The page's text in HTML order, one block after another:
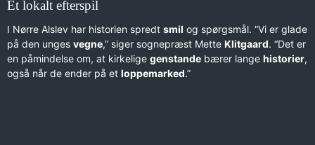
Et lokalt efterspil
I Nørre Alslev har historien spredt smil og spørgsmål. “Vi er glade
på den unges vegne,” siger sognepræst Mette Klitgaard. “Det er
en påmindelse om, at kirkelige genstande bærer lange historier,
også når de ender på et loppemarked.”